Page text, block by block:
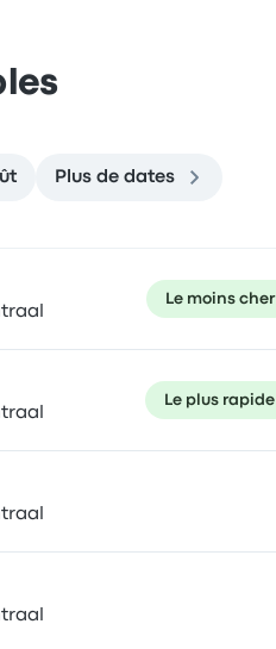
Plus de dates
Le moins cher
Le plus rapide